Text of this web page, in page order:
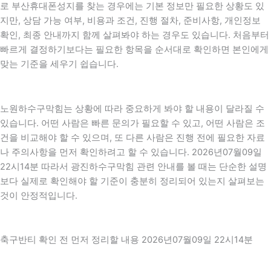
로 부산휴대폰성지를 찾는 경우에는 기본 정보만 필요한 상황도 있
지만, 상담 가능 여부, 비용과 조건, 진행 절차, 준비사항, 개인정보
확인, 최종 안내까지 함께 살펴봐야 하는 경우도 있습니다. 처음부터
빠르게 결정하기보다는 필요한 항목을 순서대로 확인하면 본인에게
맞는 기준을 세우기 쉽습니다.
노원하수구막힘는 상황에 따라 중요하게 봐야 할 내용이 달라질 수
있습니다. 어떤 사람은 빠른 문의가 필요할 수 있고, 어떤 사람은 조
건을 비교해야 할 수 있으며, 또 다른 사람은 진행 전에 필요한 자료
나 주의사항을 먼저 확인하려고 할 수 있습니다. 2026년07월09일
22시14분 따라서 광진하수구막힘 관련 안내를 볼 때는 단순한 설명
보다 실제로 확인해야 할 기준이 충분히 정리되어 있는지 살펴보는
것이 안정적입니다.
축구반티 확인 전 먼저 정리할 내용 2026년07월09일 22시14분